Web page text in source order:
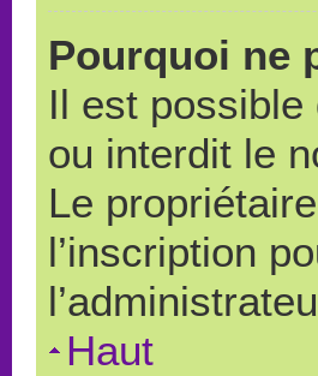
Pourquoi ne
Il est
ou interdit le
Le
l’inscription
Haut